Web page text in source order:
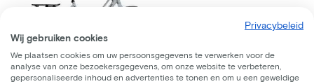
Privacybeleid
Wij gebruiken cookies
We plaatsen cookies om uw persoonsgegevens te verwerken voor de
analyse van onze bezoekersgegevens, om onze website te verbeteren,
gepersonaliseerde inhoud en advertenties te tonen en om u een geweldige